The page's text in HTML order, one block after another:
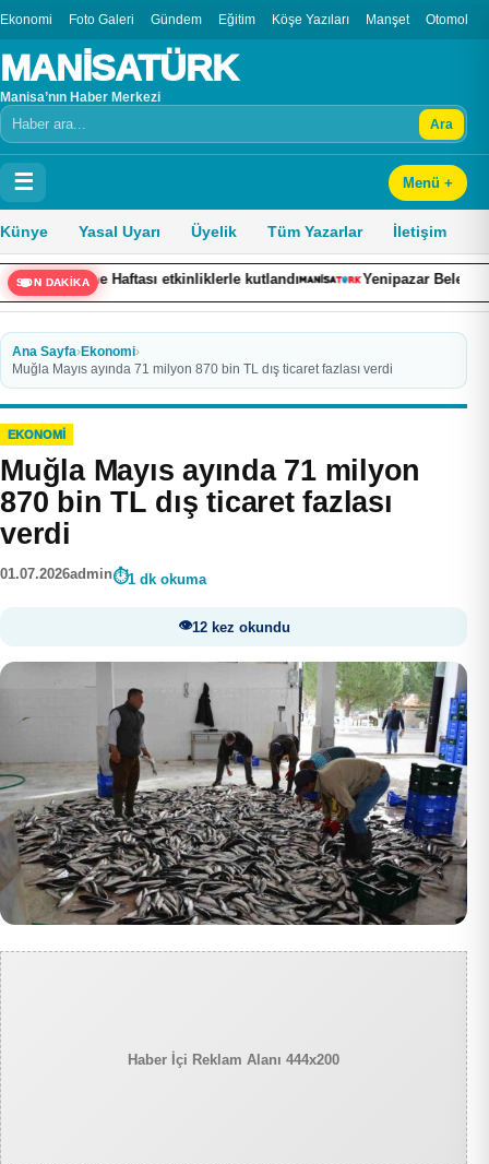
Ekonomi Foto Galeri Gündem Eğitim Köşe Yazıları Manşet Otomobil
MANİSATÜRK
Manisa’nın Haber Merkezi
Arama Ara
☰ Menü +
Künye Yasal Uyarı Üyelik Tüm Yazarlar İletişim
SON DAKİKA
Haftası etkinliklerle kutlandı Yenipazar Belediyesi yol
Ana Sayfa›Ekonomi›
Muğla Mayıs ayında 71 milyon 870 bin TL dış ticaret fazlası verdi
EKONOMI
Muğla Mayıs ayında 71 milyon
870 bin TL dış ticaret fazlası
verdi
01.07.2026admin 1 dk okuma
12 kez okundu
Haber İçi Reklam Alanı 444x200